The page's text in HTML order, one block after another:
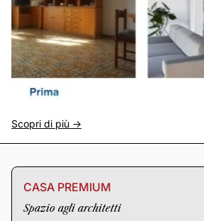
Scopri di più ->
CASA PREMIUM
Spazio agli architetti